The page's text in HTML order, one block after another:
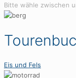
Bitte wähle zwischen
Eis und Fels